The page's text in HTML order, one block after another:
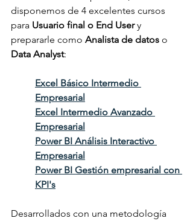
disponemos de 4 excelentes cursos
para Usuario final o End User y
prepararle como Analista de datos o
Data Analyst:
Excel Básico Intermedio
Empresarial
Excel Intermedio Avanzado
Empresarial
Power BI Análisis Interactivo
Empresarial
Power BI Gestión empresarial con
KPI's
Desarrollados con una metodología